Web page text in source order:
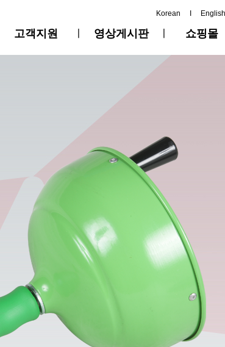
Korean English
고객지원 영상게시판 쇼핑몰